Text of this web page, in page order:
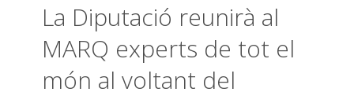
La Diputació reunirà al
MARQ experts de tot el
món al voltant del